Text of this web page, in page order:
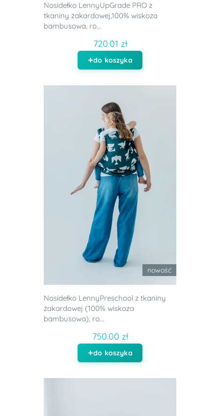
Nosidełko LennyUpGrade PRO z
tkaniny żakardowej,100% wiskoza
bambusowa, ro...
720.01 zł
do koszyka
nowość
Nosidełko LennyPreschool z tkaniny
żakardowej (100% wiskoza
bambusowa), ro...
750.00 zł
do koszyka